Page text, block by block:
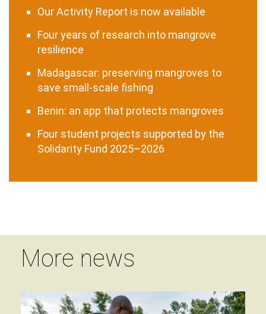
Our Activity Report is now available
Four years of research into mangrove
resilience
Madagascar: preserving mangroves to
save small-scale fishing
Benin: an app that protects mangroves
Four student projects supported by the
Solidarity Fund 2025–2026
More news